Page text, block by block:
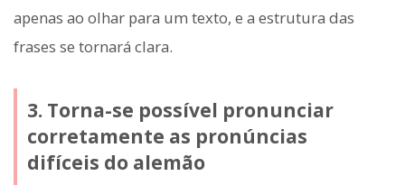
apenas ao olhar para um texto, e a estrutura das
frases se tornará clara.
3. Torna-se possível pronunciar
corretamente as pronúncias
difíceis do alemão